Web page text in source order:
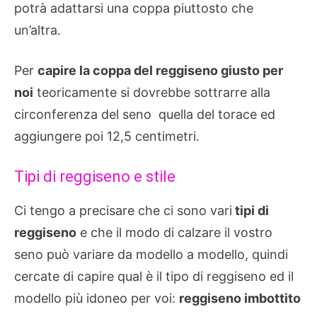
potrà adattarsi una coppa piuttosto che
un’altra.
Per capire la coppa del reggiseno giusto per
noi teoricamente si dovrebbe sottrarre alla
circonferenza del seno quella del torace ed
aggiungere poi 12,5 centimetri.
Tipi di reggiseno e stile
Ci tengo a precisare che ci sono vari tipi di
reggiseno e che il modo di calzare il vostro
seno può variare da modello a modello, quindi
cercate di capire qual è il tipo di reggiseno ed il
modello più idoneo per voi: reggiseno imbottito